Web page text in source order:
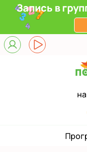
Запись в
ЖК